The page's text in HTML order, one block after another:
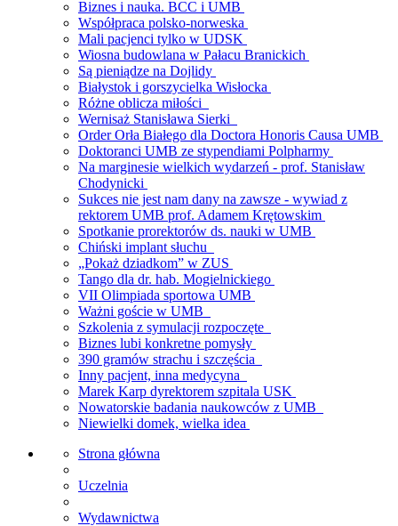
Biznes i nauka. BCC i UMB
Współpraca polsko-norweska
Mali pacjenci tylko w UDSK
Wiosna budowlana w Pałacu Branickich
Są pieniądze na Dojlidy
Białystok i gorszycielka Wisłocka
Różne oblicza miłości
Wernisaż Stanisława Sierki
Order Orła Białego dla Doctora Honoris Causa UMB
Doktoranci UMB ze stypendiami Polpharmy
Na marginesie wielkich wydarzeń - prof. Stanisław
Chodynicki
Sukces nie jest nam dany na zawsze - wywiad z
rektorem UMB prof. Adamem Krętowskim
Spotkanie prorektorów ds. nauki w UMB
Chiński implant słuchu
„Pokaż dziadkom” w ZUS
Tango dla dr. hab. Mogielnickiego
VII Olimpiada sportowa UMB
Ważni goście w UMB
Szkolenia z symulacji rozpoczęte
Biznes lubi konkretne pomysły
390 gramów strachu i szczęścia
Inny pacjent, inna medycyna
Marek Karp dyrektorem szpitala USK
Nowatorskie badania naukowców z UMB
Niewielki domek, wielka idea
Strona główna
Uczelnia
Wydawnictwa